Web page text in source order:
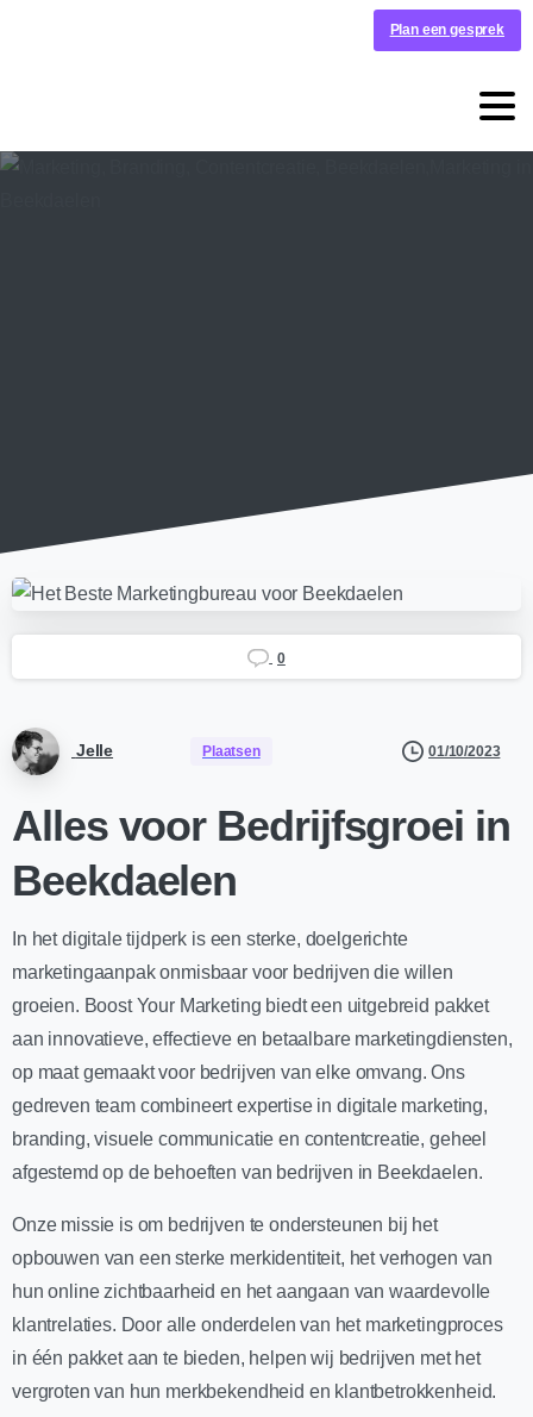
Plan een gesprek
0
Jelle Plaatsen 01/10/2023
Alles voor Bedrijfsgroei in
Beekdaelen
In het digitale tijdperk is een sterke, doelgerichte
marketingaanpak onmisbaar voor bedrijven die willen
groeien. Boost Your Marketing biedt een uitgebreid pakket
aan innovatieve, effectieve en betaalbare marketingdiensten,
op maat gemaakt voor bedrijven van elke omvang. Ons
gedreven team combineert expertise in digitale marketing,
branding, visuele communicatie en contentcreatie, geheel
afgestemd op de behoeften van bedrijven in Beekdaelen.
Onze missie is om bedrijven te ondersteunen bij het
opbouwen van een sterke merkidentiteit, het verhogen van
hun online zichtbaarheid en het aangaan van waardevolle
klantrelaties. Door alle onderdelen van het marketingproces
in één pakket aan te bieden, helpen wij bedrijven met het
vergroten van hun merkbekendheid en klantbetrokkenheid.